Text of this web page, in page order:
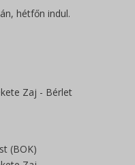
hétfőn indul.
Zaj - Bérlet
(BOK)